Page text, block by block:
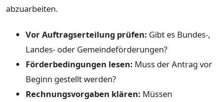
abzuarbeiten.
Vor Auftragserteilung prüfen: Gibt es Bundes-,
Landes- oder Gemeindeförderungen?
Förderbedingungen lesen: Muss der Antrag vor
Beginn gestellt werden?
Rechnungsvorgaben klären: Müssen